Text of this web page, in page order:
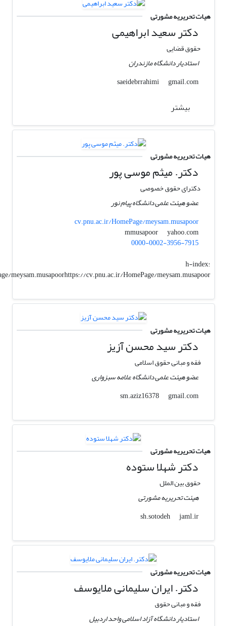
هیات تحریریه مشورتی
دکتر سعید ابراهیمی
حقوق قضایی
استادیار دانشگاه مازندران
saeidebrrahimi
gmail.com
بیشتر
هیات تحریریه مشورتی
دکتر. میثم موسی پور
دکترای حقوق خصوصی
عضو هیئت علمی دانشگاه پیام نور
cv.pnu.ac.ir/HomePage/meysam.musapoor
mmusapoor
yahoo.com
0000-0002-3956-7915
h-index:
meysam.musapoorhttps://cv.pnu.ac.ir/HomePage/meysam.musapoor
هیات تحریریه مشورتی
دکتر سید محسن آزیز
فقه و مبانی حقوق اسلامی
عضو هیئت علمی دانشگاه علامه سبزواری
sm.aziz16378
gmail.com
هیات تحریریه مشورتی
دکتر شهلا ستوده
حقوق بین الملل
هیئت تحریریه مشورتی
sh.sotodeh
jaml.ir
هیات تحریریه مشورتی
دکتر. ایران سلیمانی ملایوسف
فقه و مبانی حقوق
استادیار دانشگاه آزاد اسلامی واحد اردبیل